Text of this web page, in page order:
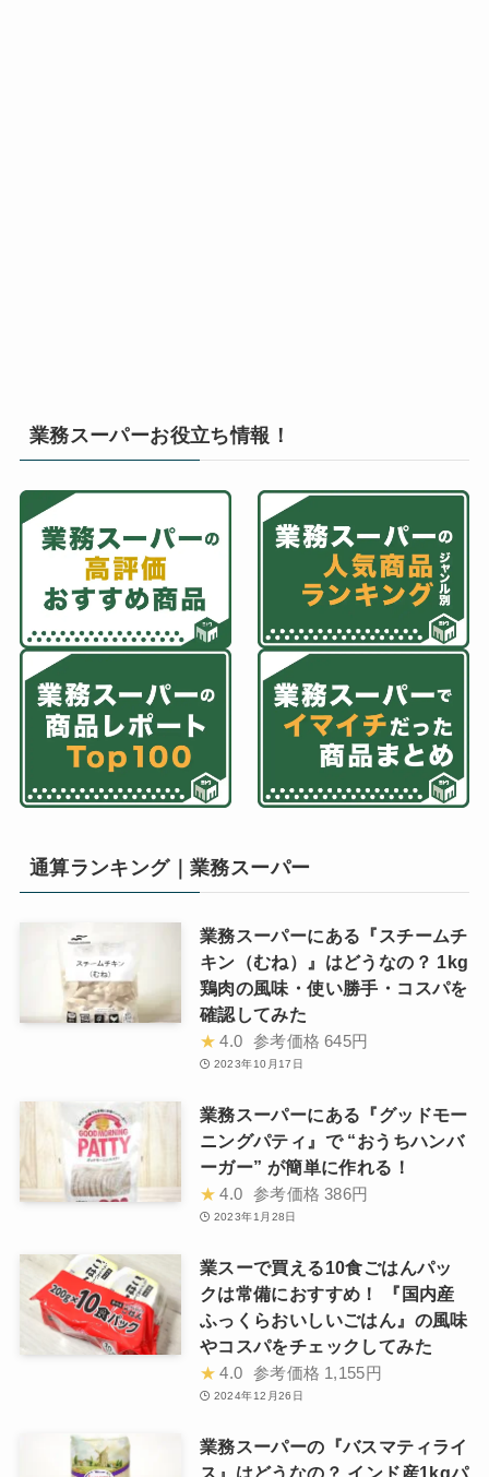
業務スーパーお役立ち情報！
通算ランキング｜業務スーパー
業務スーパーにある『スチームチ
キン（むね）』はどうなの？ 1kg
鶏肉の風味・使い勝手・コスパを
確認してみた
★ 4.0 参考価格 645円
2023年10月17日
業務スーパーにある『グッドモー
ニングパティ』で “おうちハンバ
ーガー” が簡単に作れる！
★ 4.0 参考価格 386円
2023年1月28日
業スーで買える10食ごはんパッ
クは常備におすすめ！ 『国内産
ふっくらおいしいごはん』の風味
やコスパをチェックしてみた
★ 4.0 参考価格 1,155円
2024年12月26日
業務スーパーの『バスマティライ
ス』はどうなの？ インド産1kgパ